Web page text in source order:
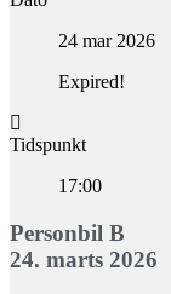
24 mar 2026
Expired!
Tidspunkt
17:00
Personbil B
24. marts 2026